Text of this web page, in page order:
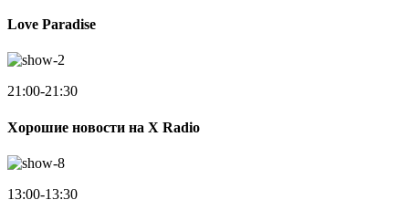
Love Paradise
21:00-21:30
Хорошие новости на X Radio
13:00-13:30